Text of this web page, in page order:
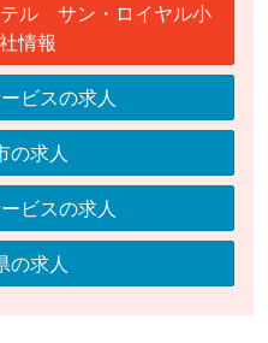
ル サン・ロイヤル小
情報
ビスの求人
の求人
ビスの求人
の求人